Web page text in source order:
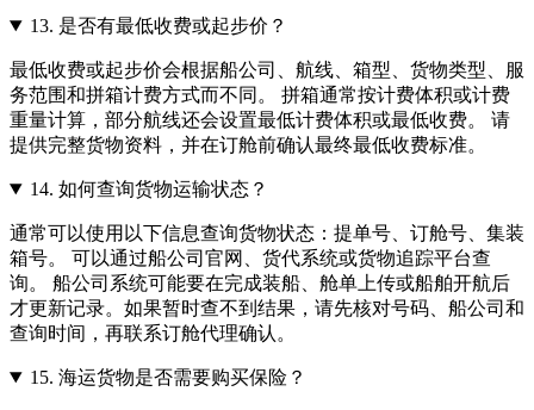
13. 是否有最低收费或起步价？
最低收费或起步价会根据船公司、航线、箱型、货物类型、服
务范围和拼箱计费方式而不同。 拼箱通常按计费体积或计费
重量计算，部分航线还会设置最低计费体积或最低收费。 请
提供完整货物资料，并在订舱前确认最终最低收费标准。
14. 如何查询货物运输状态？
通常可以使用以下信息查询货物状态：提单号、订舱号、集装
箱号。 可以通过船公司官网、货代系统或货物追踪平台查
询。 船公司系统可能要在完成装船、舱单上传或船舶开航后
才更新记录。如果暂时查不到结果，请先核对号码、船公司和
查询时间，再联系订舱代理确认。
15. 海运货物是否需要购买保险？